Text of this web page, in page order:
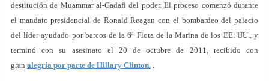
destitución de Muammar al-Gadafi del poder. El proceso comenzó durante
el mandato presidencial de Ronald Reagan con el bombardeo del palacio
del líder ayudado por barcos de la 6ª Flota de la Marina de los EE. UU., y
terminó con su asesinato el 20 de octubre de 2011, recibido con
gran alegría por parte de Hillary Clinton. .